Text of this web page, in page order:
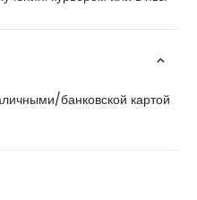
банковской картой